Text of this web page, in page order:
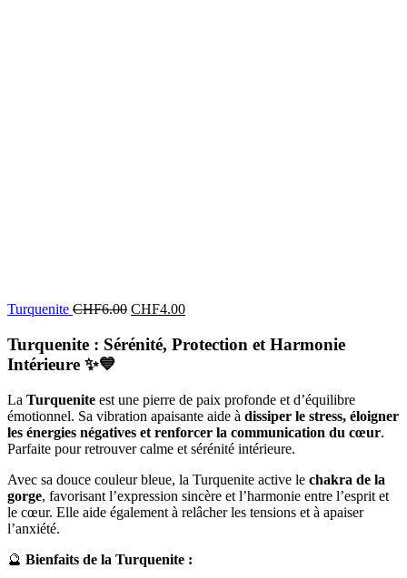
Turquenite CHF6.00 CHF4.00
Turquenite : Sérénité, Protection et Harmonie
Intérieure ✨💙
La Turquenite est une pierre de paix profonde et d’équilibre
émotionnel. Sa vibration apaisante aide à dissiper le stress, éloigner
les énergies négatives et renforcer la communication du cœur.
Parfaite pour retrouver calme et sérénité intérieure.
Avec sa douce couleur bleue, la Turquenite active le chakra de la
gorge, favorisant l’expression sincère et l’harmonie entre l’esprit et
le cœur. Elle aide également à relâcher les tensions et à apaiser
l’anxiété.
🔮 Bienfaits de la Turquenite :